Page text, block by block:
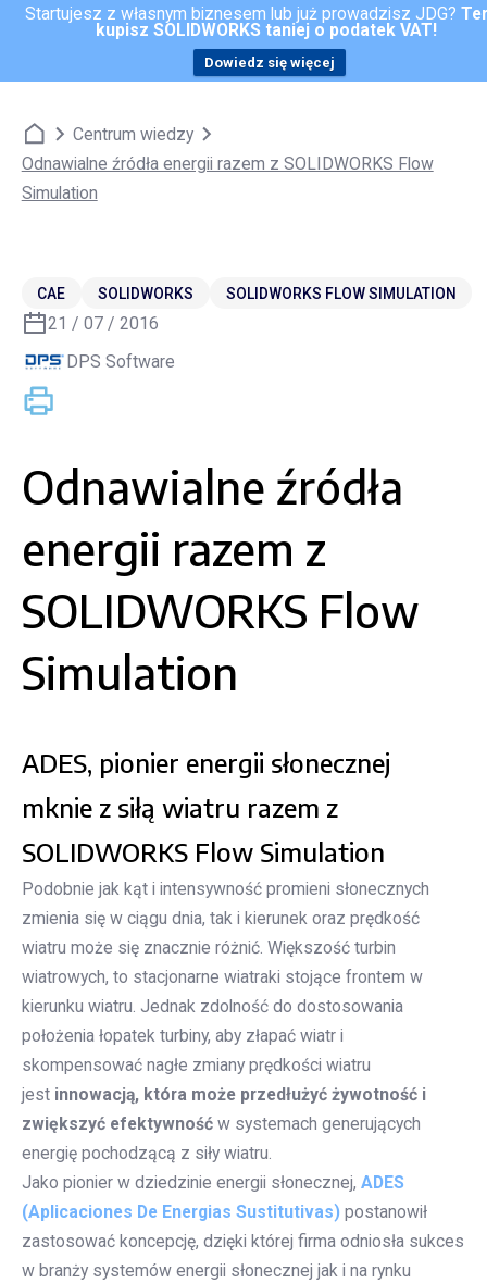
Startujesz z własnym biznesem lub już prowadzisz JDG?
kupisz SOLIDWORKS taniej o podatek VAT!
Dowiedz się więcej
Kontakt
Centrum wiedzy
Odnawialne źródła energii razem z SOLIDWORKS Flow
Simulation
CAE SOLIDWORKS SOLIDWORKS FLOW SIMULATION
21 / 07 / 2016
DPS Software
Odnawialne źródła
energii razem z
SOLIDWORKS Flow
Simulation
ADES, pionier energii słonecznej
mknie z siłą wiatru razem z
SOLIDWORKS Flow Simulation
Podobnie jak kąt i intensywność promieni słonecznych
zmienia się w ciągu dnia, tak i kierunek oraz prędkość
wiatru może się znacznie różnić. Większość turbin
wiatrowych, to stacjonarne wiatraki stojące frontem w
kierunku wiatru. Jednak zdolność do dostosowania
położenia łopatek turbiny, aby złapać wiatr i
skompensować nagłe zmiany prędkości wiatru
jest innowacją, która może przedłużyć żywotność i
zwiększyć efektywnośćw systemach generujących
energię pochodzącą z siły wiatru.
Jako pionier w dziedzinie energii słonecznej, ADES
(Aplicaciones De Energias Sustitutivas) postanowił
zastosować koncepcję, dzięki której firma odniosła sukces
w branży systemów energii słonecznej jak i na rynku